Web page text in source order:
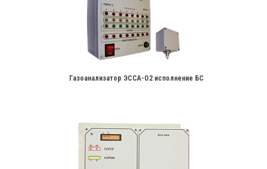
Газоанализатор ЭССА-О2 исполнение БС